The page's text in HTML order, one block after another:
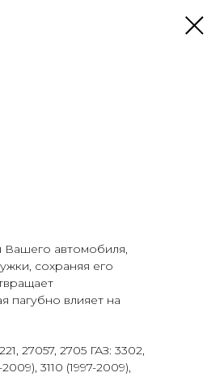
Вашего автомобиля,
сохраняя его
пагубно влияет на
27057, 2705 ГАЗ: 3302,
3110 (1997-2009),